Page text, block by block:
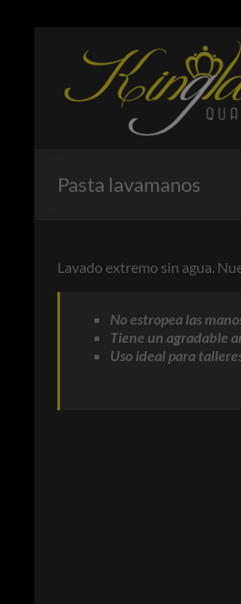
contenidoKinglass
Productos
enfocados
a la
Pasta lavamanos
Lavado extremo sin agua.
No estropea las
Tiene un agradable
Uso ideal para